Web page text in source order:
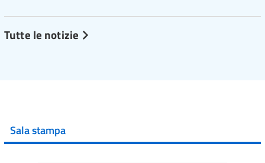
Tutte le notizie
Sala stampa